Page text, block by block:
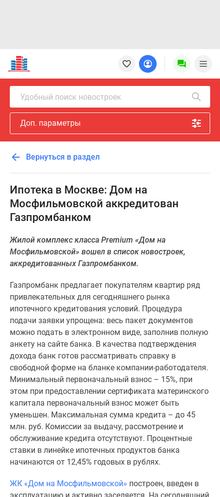
Новостройки
Квартиры
Ипотека
Новостройки
Москвы
Новостройки
Подмосковья
Новостройки
Москвы
Готовые
новостройки
Новостройки
карте
предложения
Коммерческие
помещения
застройщики
Панорамы
новостроек
Видеообзор
новостроек
Экспертиза
новостроек
Экология
Москвы
Подмосковья
Студии
комнатные
комнатные
Удобный поиск новостроек
Доп. параметры
Вернуться в раздел
Ипотека в Москве: Дом на
Мосфильмовской аккредитован
Газпромбанком
Жилой комплекс класса Premium «Дом на
Мосфильмовской» вошел в список новостроек,
аккредитованных Газпромбанком.
Газпромбанк предлагает покупателям квартир ряд
привлекательных для сегодняшнего рынка
ипотечного кредитования условий. Процедура
подачи заявки упрощена: весь пакет документов
можно подать в электронном виде, заполнив полную
анкету на сайте банка. В качества подтверждения
дохода банк готов рассматривать справку в
свободной форме на бланке компании-работодателя.
Минимальный первоначальный взнос – 15%, при
этом при предоставлении сертификата материнского
капитала первоначальный взнос может быть
уменьшен. Максимальная сумма кредита – до 45
млн. руб. Комиссии за выдачу, рассмотрение и
обслуживание кредита отсутствуют. Процентные
ставки в линейке ипотечных продуктов банка
начинаются от 12,45% годовых в рублях.
ЖК «Дом на Мосфильмовской» построен, введен в